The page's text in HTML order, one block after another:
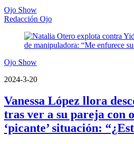
Ojo Show
Redacción Ojo
Ojo Show
2024-3-20
Vanessa López llora
tras ver a su pareja con
‘picante’ situación: